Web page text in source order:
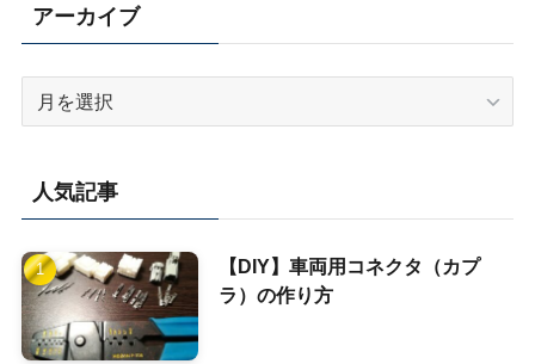
アーカイブ
ブ
人気記事
【DIY】車両用コネクタ（カプ
ラ）の作り方